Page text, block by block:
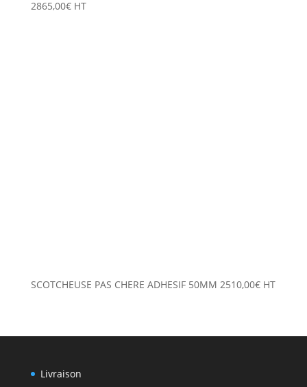
2865,00€ HT
SCOTCHEUSE PAS CHERE ADHESIF 50MM 2510,00€ HT
Livraison